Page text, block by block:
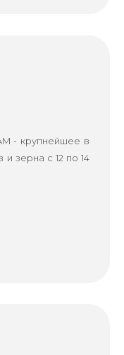
- крупнейшее в
зерна с 12 по 14